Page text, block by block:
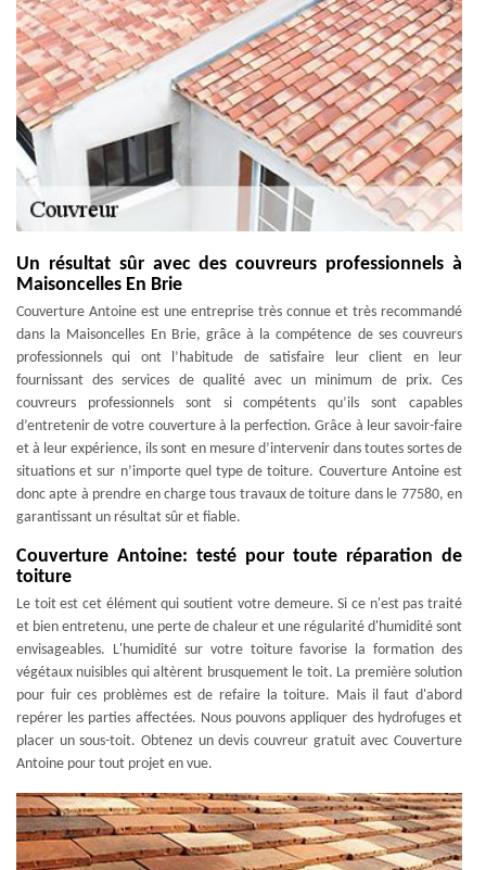
Un résultat sûr avec des couvreurs professionnels à
Maisoncelles En Brie
Couverture Antoine est une entreprise très connue et très recommandé
dans la Maisoncelles En Brie, grâce à la compétence de ses couvreurs
professionnels qui ont l’habitude de satisfaire leur client en leur
fournissant des services de qualité avec un minimum de prix. Ces
couvreurs professionnels sont si compétents qu’ils sont capables
d’entretenir de votre couverture à la perfection. Grâce à leur savoir-faire
et à leur expérience, ils sont en mesure d’intervenir dans toutes sortes de
situations et sur n’importe quel type de toiture. Couverture Antoine est
donc apte à prendre en charge tous travaux de toiture dans le 77580, en
garantissant un résultat sûr et fiable.
Couverture Antoine: testé pour toute réparation de
toiture
Le toit est cet élément qui soutient votre demeure. Si ce n'est pas traité
et bien entretenu, une perte de chaleur et une régularité d'humidité sont
envisageables. L'humidité sur votre toiture favorise la formation des
végétaux nuisibles qui altèrent brusquement le toit. La première solution
pour fuir ces problèmes est de refaire la toiture. Mais il faut d'abord
repérer les parties affectées. Nous pouvons appliquer des hydrofuges et
placer un sous-toit. Obtenez un devis couvreur gratuit avec Couverture
Antoine pour tout projet en vue.